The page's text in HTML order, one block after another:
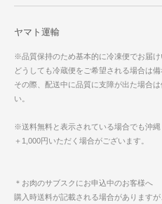
ヤマト運輸
※品質保持のため基本的に冷凍便でお届け
どうしても冷蔵便をご希望される場合は
その際、配送中に品質に支障が出た場合
い。
※送料無料と表示されている場合でも沖
＋1,000円いただく場合がございます。
＊お肉のサブスクにお申込中のお客様へ
購入時送料が記載される場合があります